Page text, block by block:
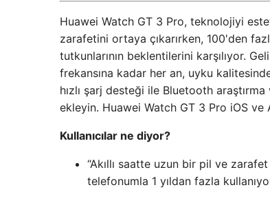
Huawei Watch GT 3 Pro, teknolojiyi
zarafetini ortaya çıkarırken, 100'den
tutkunlarının beklentilerini karşılıyor.
frekansına kadar her an, uyku
hızlı şarj desteği ile Bluetooth
ekleyin. Huawei Watch GT 3 Pro iOS
Kullanıcılar ne diyor?
“Akıllı saatte uzun bir pil ve
telefonumla 1 yıldan fazla